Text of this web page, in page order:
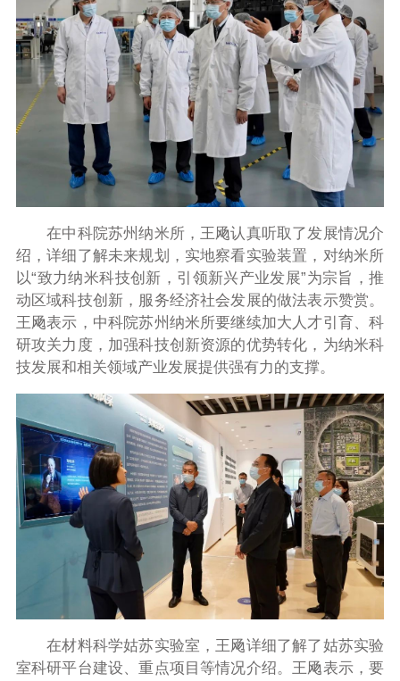
在中科院苏州纳米所，王飏认真听取了发展情况介
绍，详细了解未来规划，实地察看实验装置，对纳米所
以“致力纳米科技创新，引领新兴产业发展”为宗旨，推
动区域科技创新，服务经济社会发展的做法表示赞赏。
王飏表示，中科院苏州纳米所要继续加大人才引育、科
研攻关力度，加强科技创新资源的优势转化，为纳米科
技发展和相关领域产业发展提供强有力的支撑。
在材料科学姑苏实验室，王飏详细了解了姑苏实验
室科研平台建设、重点项目等情况介绍。王飏表示，要